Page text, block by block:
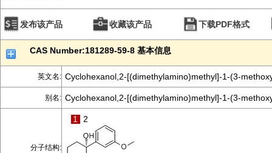
发布该产品 收藏该产品 下载PDF格式
CAS Number:181289-59-8 基本信息
英文名: Cyclohexanol,2-[(dimethylamino)methyl]-1-(3-
别名: Cyclohexanol,2-[(dimethylamino)methyl]-1-(3-
分子结构:
1 2